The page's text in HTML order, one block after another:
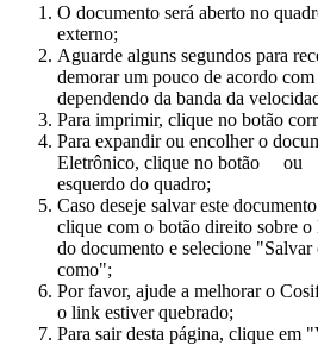
O documento será aberto no
externo;
Aguarde alguns segundos para
demorar um pouco de acordo
dependendo da banda da
Para imprimir, clique no botão
Para expandir ou encolher o
Eletrônico, clique no botão
ou
esquerdo do quadro;
Caso deseje salvar este
clique com o botão direito sobre
do documento e selecione
como";
Por favor, ajude a melhorar o
o link estiver quebrado;
Para sair desta página, clique em